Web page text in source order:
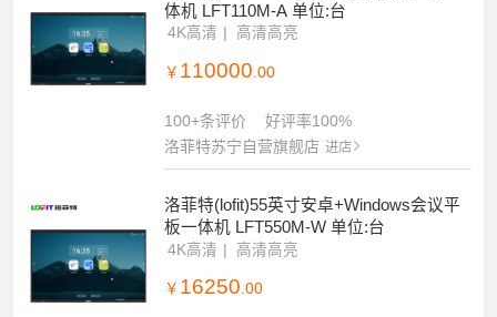
体机 LFT110M-A 单位:台
4K高清 高清高亮
￥ 110000 .00
100+条评价
好评率100%
洛菲特苏宁自营旗舰店 进店
洛菲特(lofit)55英寸安卓+Windows会议平
板一体机 LFT550M-W 单位:台
4K高清 高清高亮
￥ 16250.00